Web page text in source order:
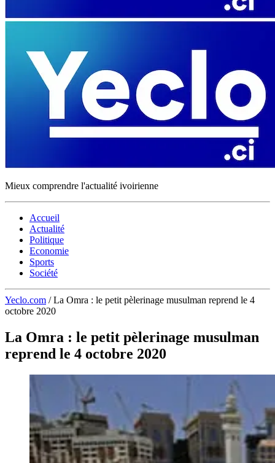
Mieux comprendre l'actualité ivoirienne
Accueil
Actualité
Politique
Economie
Sports
Société
Yeclo.com / La Omra : le petit pèlerinage musulman reprend le 4
octobre 2020
La Omra : le petit pèlerinage musulman
reprend le 4 octobre 2020